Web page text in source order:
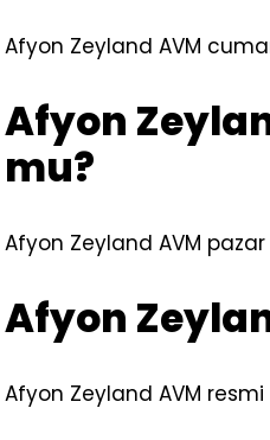
Afyon Zeyland AVM
Afyon
mu?
Afyon Zeyland AVM pazar
Afyon
Afyon Zeyland AVM